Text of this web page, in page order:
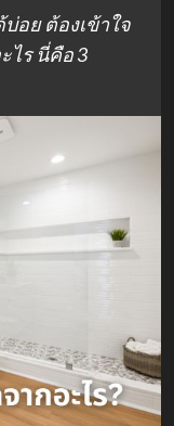
อย ต้องเข้าใจ
ไร นี่คือ 3